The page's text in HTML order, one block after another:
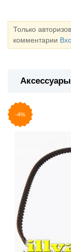
Только
комментарии
Аксессуары
-4%